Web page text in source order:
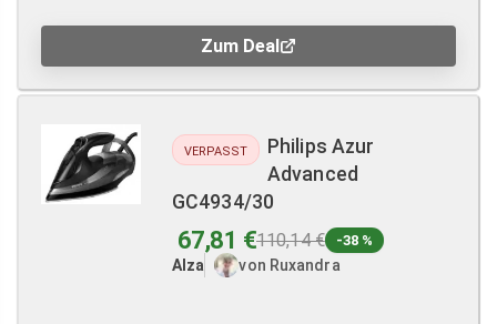
Zum Deal
VERPASST
Philips Azur
Advanced
GC4934/30
67,81 €110,14 € -38 %
Alza von Ruxandra